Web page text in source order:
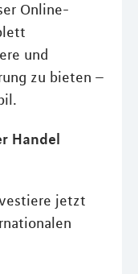
Online-
und
zu bieten –
Handel
jetzt